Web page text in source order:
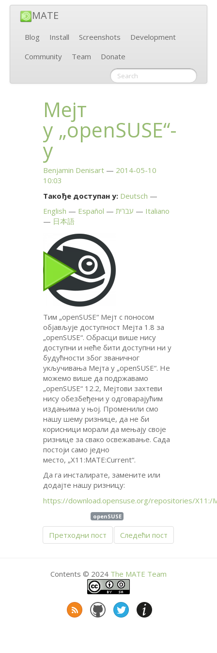
MATE
Blog Install Screenshots
Development
Community
Team Donate
Мејт
у „openSUSE“-
у
Benjamin Denisart
2014-05-10
10:03
Такође доступан у: Deutsch
English
Español עברית
Italiano
日本語
Тим „openSUSE“ Мејт с поносом
објављује доступност Мејта 1.8 за
„openSUSE“. Обрасци више нису
доступни и неће бити доступни ни у
будућности због званичног
укључивања Мејта у „openSUSE“. Не
можемо више да подржавамо
„openSUSE“ 12.2, Мејтови захтеви
нису обезбеђени у одговарајућим
издањима у њој. Променили смо
нашу шему ризнице, да не би
корисници морали да мењају своје
ризнице за свако освежавање. Сада
постоји само једно
место, „X11:MATE:Current“.
Да га инсталирате, замените или
додајте нашу ризницу:
https://download.opensuse.org/repositories/X11:/
openSUSE
Претходни пост Следећи пост
Contents © 2024 The MATE Team